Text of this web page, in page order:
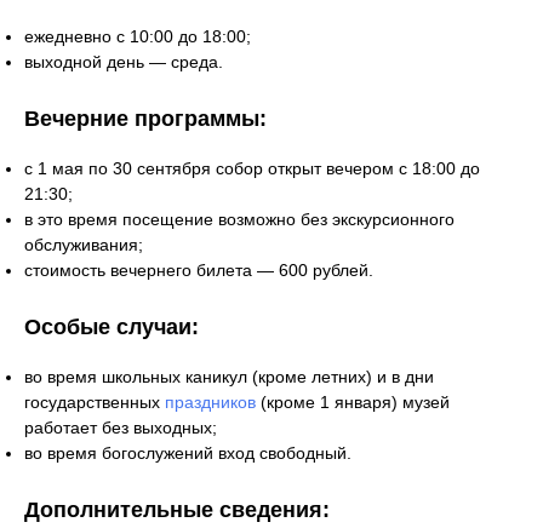
ежедневно с 10:00 до 18:00;
выходной день — среда.
Вечерние программы:
с 1 мая по 30 сентября собор открыт вечером с 18:00 до
21:30;
в это время посещение возможно без экскурсионного
обслуживания;
стоимость вечернего билета — 600 рублей.
Особые случаи:
во время школьных каникул (кроме летних) и в дни
государственных праздников (кроме 1 января) музей
работает без выходных;
во время богослужений вход свободный.
Дополнительные сведения: